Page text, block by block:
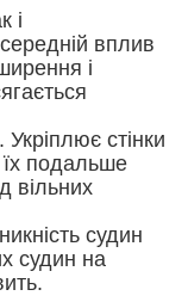
і
вплив
і
стінки
подальше
вільних
судин
судин на